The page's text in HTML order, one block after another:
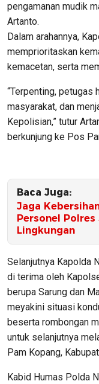
pengamanan mudik
Artanto.
Dalam arahannya,
memprioritaskan
kemacetan, serta
“Terpenting, petugas
masyarakat, dan
Kepolisian,” tutur
berkunjung ke Pos
Baca Juga:
Jaga
Personel
Lingkungan
Selanjutnya Kapolda
di terima oleh
berupa Sarung dan
meyakini situasi
beserta rombongan
untuk selanjutnya
Pam Kopang,
Kabid Humas Polda